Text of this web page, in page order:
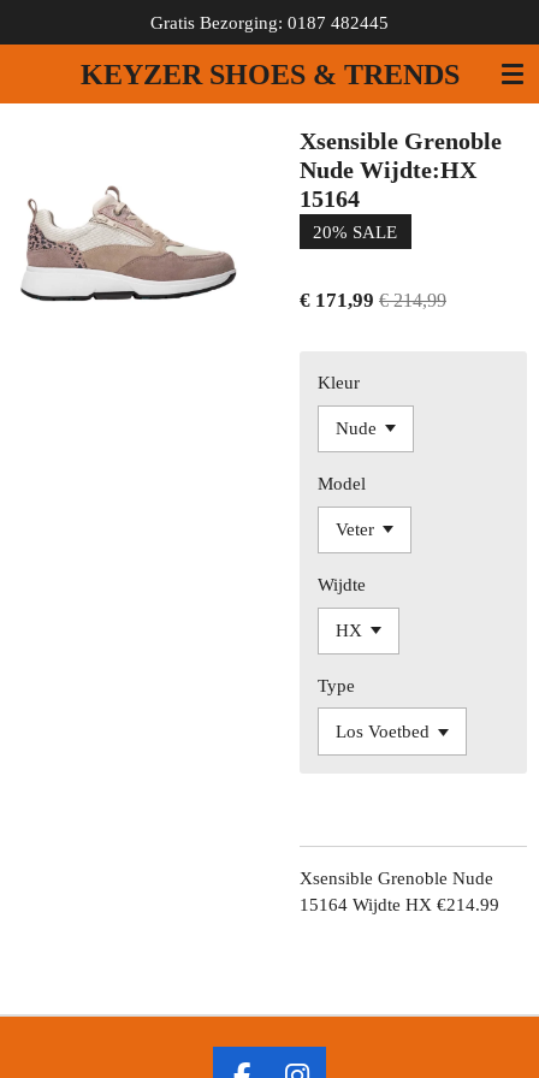
direct
de
KEYZER SHOES & TRENDS
Gratis Bezorging: 0187 482445
Xsensible Grenoble
Nude Wijdte:HX
15164
20% SALE
€ 171,99 € 214,99
Kleur
Model
Wijdte
Type
Xsensible Grenoble Nude
15164 Wijdte HX €214.99